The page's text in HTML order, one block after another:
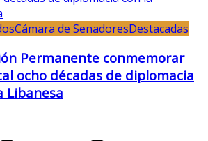
Cámara de SenadoresDestacadas
Permanente conmemorar
ocho décadas de diplomacia
Libanesa